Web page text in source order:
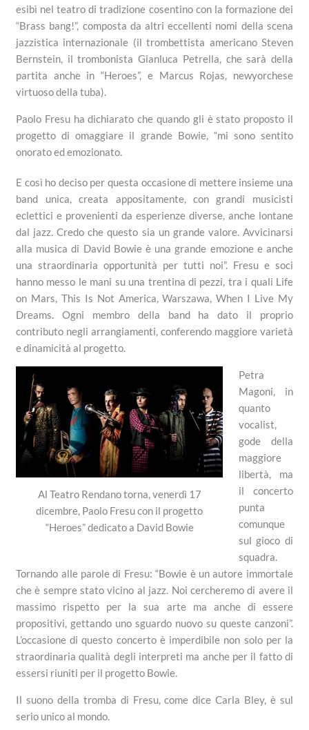
esibì nel teatro di tradizione cosentino con la formazione dei
“Brass bang!”, composta da altri eccellenti nomi della scena
jazzistica internazionale (il trombettista americano Steven
Bernstein, il trombonista Gianluca Petrella, che sarà della
partita anche in “Heroes”, e Marcus Rojas, newyorchese
virtuoso della tuba).
Paolo Fresu ha dichiarato che quando gli è stato proposto il
progetto di omaggiare il grande Bowie, “mi sono sentito
onorato ed emozionato.
E così ho deciso per questa occasione di mettere insieme una
band unica, creata appositamente, con grandi musicisti
eclettici e provenienti da esperienze diverse, anche lontane
dal jazz. Credo che questo sia un grande valore. Avvicinarsi
alla musica di David Bowie è una grande emozione e anche
una straordinaria opportunità per tutti noi”. Fresu e soci
hanno messo le mani su una trentina di pezzi, tra i quali Life
on Mars, This Is Not America, Warszawa, When I Live My
Dreams. Ogni membro della band ha dato il proprio
contributo negli arrangiamenti, conferendo maggiore varietà
e dinamicità al progetto.
Al Teatro Rendano torna, venerdì 17
dicembre, Paolo Fresu con il progetto
“Heroes” dedicato a David Bowie
Petra
Magoni, in
quanto
vocalist,
gode della
maggiore
libertà, ma
il concerto
punta
comunque
sul gioco di
squadra.
Tornando alle parole di Fresu: “Bowie è un autore immortale
che è sempre stato vicino al jazz. Noi cercheremo di avere il
massimo rispetto per la sua arte ma anche di essere
propositivi, gettando uno sguardo nuovo su queste canzoni”.
L’occasione di questo concerto è imperdibile non solo per la
straordinaria qualità degli interpreti ma anche per il fatto di
essersi riuniti per il progetto Bowie.
Il suono della tromba di Fresu, come dice Carla Bley, è sul
serio unico al mondo.